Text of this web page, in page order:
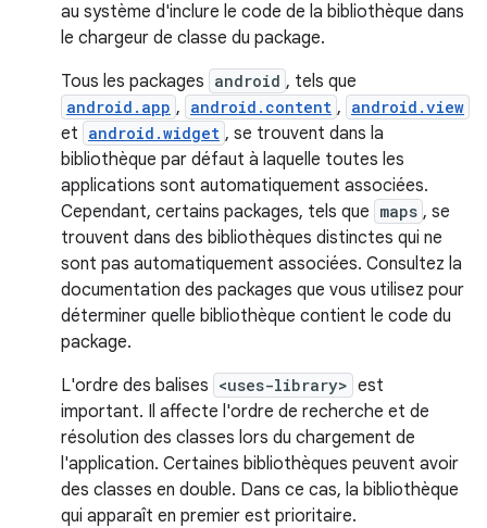
au système d'inclure le code de la bibliothèque dans
le chargeur de classe du package.
Tous les packages android , tels que
android.app , android.content , android.view
et android.widget , se trouvent dans la
bibliothèque par défaut à laquelle toutes les
applications sont automatiquement associées.
Cependant, certains packages, tels que maps , se
trouvent dans des bibliothèques distinctes qui ne
sont pas automatiquement associées. Consultez la
documentation des packages que vous utilisez pour
déterminer quelle bibliothèque contient le code du
package.
L'ordre des balises <uses-library> est
important. Il affecte l'ordre de recherche et de
résolution des classes lors du chargement de
l'application. Certaines bibliothèques peuvent avoir
des classes en double. Dans ce cas, la bibliothèque
qui apparaît en premier est prioritaire.